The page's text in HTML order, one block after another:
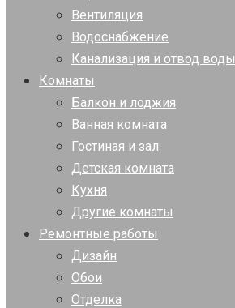
Вентиляция
Водоснабжение
Канализация и отвод воды
Комнаты
Балкон и лоджия
Ванная комната
Гостиная и зал
Детская комната
Кухня
Другие комнаты
Ремонтные работы
Дизайн
Обои
Отделка